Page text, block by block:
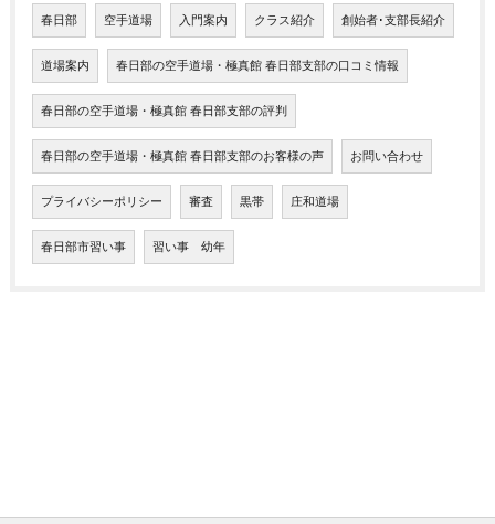
春日部 空手道場 入門案内 クラス紹介 創始者･支部長紹介
道場案内 春日部の空手道場・極真館 春日部支部の口コミ情報
春日部の空手道場・極真館 春日部支部の評判
春日部の空手道場・極真館 春日部支部のお客様の声 お問い合わせ
プライバシーポリシー 審査 黒帯 庄和道場
春日部市習い事 習い事 幼年